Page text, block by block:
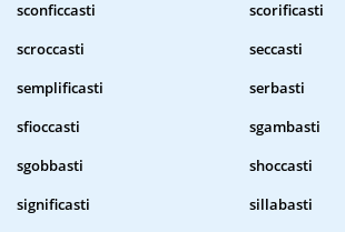
sconficcasti
scorificasti
scroccasti
seccasti
semplificasti
serbasti
sfioccasti
sgambasti
sgobbasti
shoccasti
significasti
sillabasti